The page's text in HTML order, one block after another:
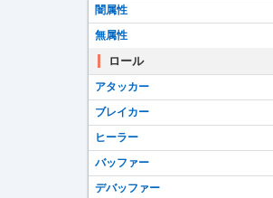
闇属性
無属性
ロール
アタッカー
ブレイカー
ヒーラー
バッファー
デバッファー